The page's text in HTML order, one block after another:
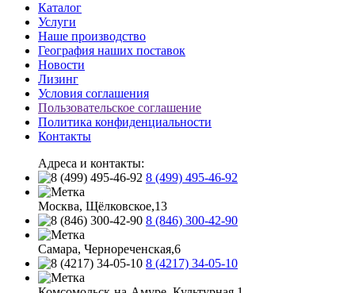
Каталог
Услуги
Наше производство
География наших поставок
Новости
Лизинг
Условия соглашения
Пользовательское соглашение
Политика конфиденциальности
Контакты
Адреса и контакты:
8 (499) 495-46-92
Москва, Щёлковское,13
8 (846) 300-42-90
Самара, Чернореченская,6
8 (4217) 34-05-10